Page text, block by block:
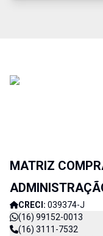
MATRIZ
CRECI: 039374-J
(16) 99152-0013
(16) 3111-7532